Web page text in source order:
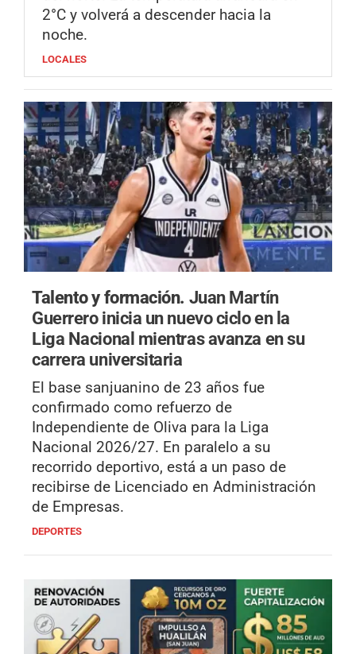
2°C y volverá a descender hacia la
noche.
LOCALES
Talento y formación. Juan Martín
Guerrero inicia un nuevo ciclo en la
Liga Nacional mientras avanza en su
carrera universitaria
El base sanjuanino de 23 años fue
confirmado como refuerzo de
Independiente de Oliva para la Liga
Nacional 2026/27. En paralelo a su
recorrido deportivo, está a un paso de
recibirse de Licenciado en Administración
de Empresas.
DEPORTES